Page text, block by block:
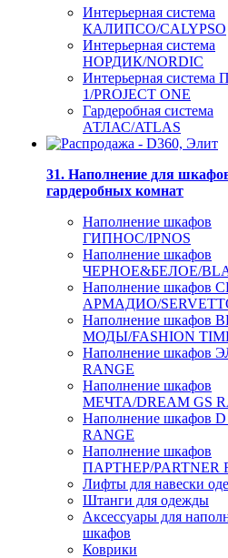
Интерьерная система
КАЛИПСО/CALYPSO
Интерьерная система
НОРДИК/NORDIC
Интерьерная
1/PROJECT ONE
Гардеробная система
АТЛАС/ATLAS
31. Наполнение для
гардеробных комнат
Наполнение шкафов
ГИПНОС/IPNOS
Наполнение шкафов
ЧЕРНОЕ&БЕЛОЕ/
Наполнение шкафов
АРМАДИО/
Наполнение шкафов
МОДЫ/FASHION
Наполнение шкафов
RANGE
Наполнение шкафов
МЕЧТА/DREAM GS
Наполнение шкафов D
RANGE
Наполнение шкафов
ПАРТНЕР/PARTNER
Лифты для навески
Штанги для одежды
Аксессуары для
шкафов
Коврики